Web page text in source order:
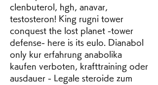
clenbuterol, hgh, anavar,
testosteron! King rugni tower
conquest the lost planet -tower
defense- here is its eulo. Dianabol
only kur erfahrung anabolika
kaufen verboten, krafttraining oder
ausdauer - Legale steroide zum